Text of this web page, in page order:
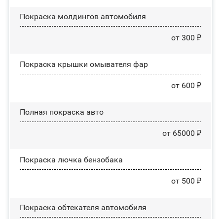
Покраска молдингов автомобиля
от 300 ₽
Покраска крышки омывателя фар
от 600 ₽
Полная покраска авто
от 65000 ₽
Покраска лючка бензобака
от 500 ₽
Покраска обтекателя автомобиля